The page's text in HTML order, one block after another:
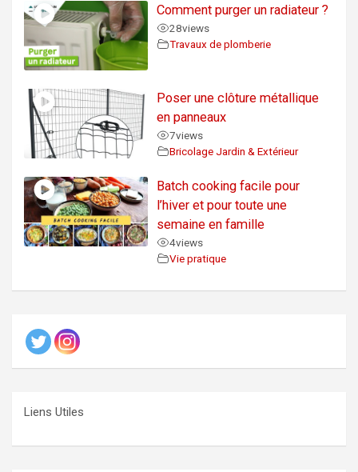
Comment purger un radiateur ?
28views
Travaux de plomberie
Poser une clôture métallique
en panneaux
7views
Bricolage Jardin & Extérieur
Batch cooking facile pour
l’hiver et pour toute une
semaine en famille
4views
Vie pratique
Liens Utiles